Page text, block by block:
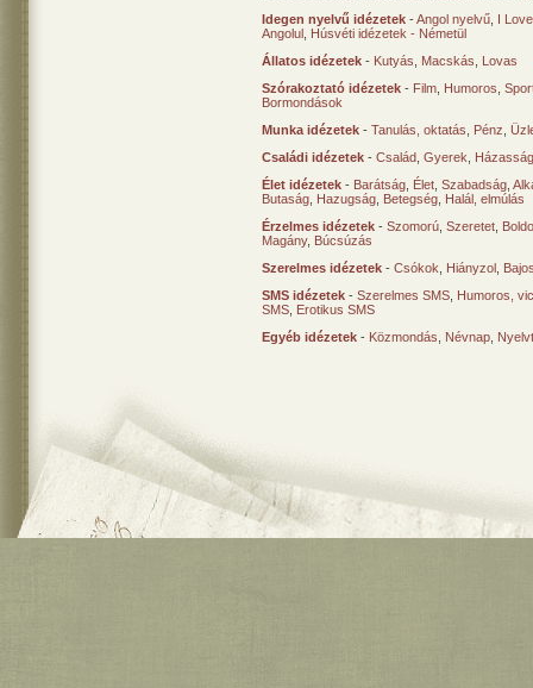
Idegen nyelvű idézetek -Angol nyelvű I
Angolul Húsvéti idézetek - Németül
Állatos idézetek - Kutyás Macskás
Lovas
Szórakoztató idézetek - Film Humoros
Bormondások
Munka idézetek - Tanulás, oktatás Pénz
Családi idézetek - Család Gyerek
Élet idézetek - Barátság Élet Szabadság
Butaság Hazugság Betegség Halál, elmúlás
Érzelmes idézetek - Szomorú Szeretet
Magány, Búcsúzás
Szerelmes idézetek - Csókok Hiányzol
SMS idézetek - Szerelmes SMS Humoros,
SMS Erotikus SMS
Egyéb idézetek - Közmondás Névnap